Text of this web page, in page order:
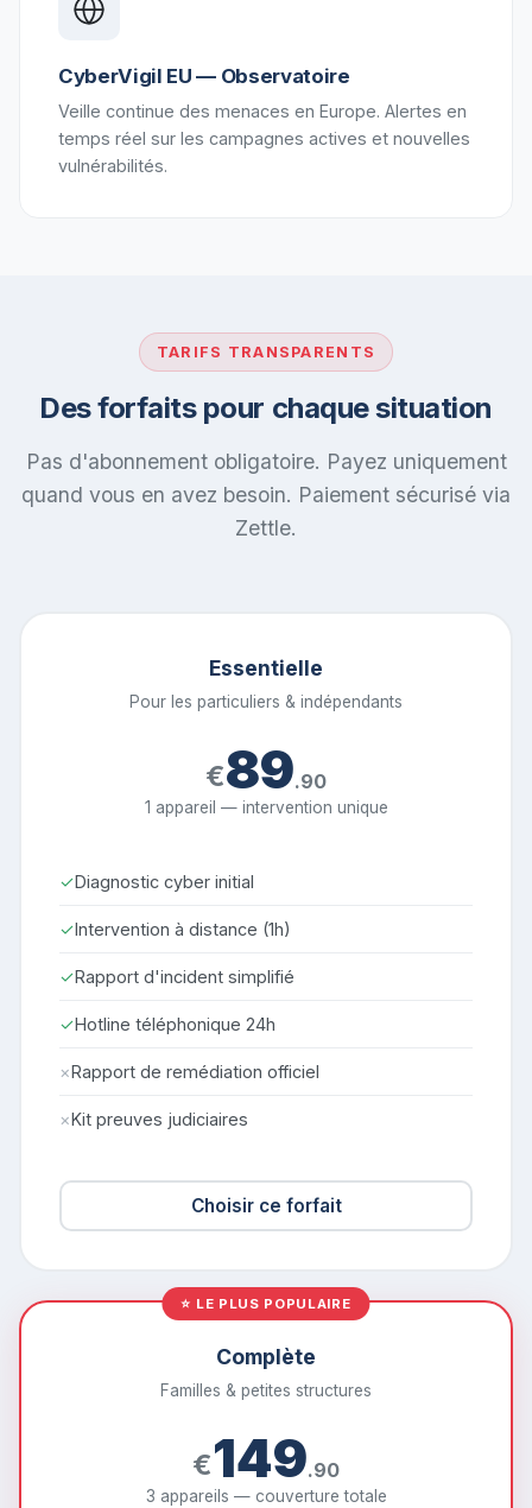
CyberVigil EU — Observatoire
Veille continue des menaces en Europe. Alertes en
temps réel sur les campagnes actives et nouvelles
vulnérabilités.
TARIFS TRANSPARENTS
Des forfaits pour chaque situation
Pas d'abonnement obligatoire. Payez uniquement
quand vous en avez besoin. Paiement sécurisé via
Zettle.
Essentielle
Pour les particuliers & indépendants
€89.90
1 appareil — intervention unique
✓Diagnostic cyber initial
✓Intervention à distance (1h)
✓Rapport d'incident simplifié
✓Hotline téléphonique 24h
×Rapport de remédiation officiel
×Kit preuves judiciaires
Choisir ce forfait
⭐ LE PLUS POPULAIRE
Complète
Familles & petites structures
€149.90
3 appareils — couverture totale